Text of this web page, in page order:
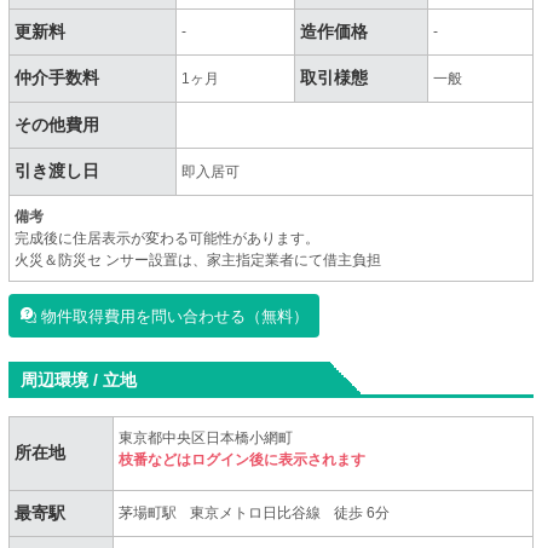
更新料 - 造作価格 -
仲介手数料 1ヶ月 取引様態 一般
その他費用
引き渡し日 即入居可
備考
完成後に住居表⽰が変わる可能性があります。
⽕災＆防災セ ンサー設置は、家主指定業者にて借主負担
物件取得費用を問い合わせる（無料）
周辺環境 / 立地
所在地
東京都中央区日本橋小網町
枝番などはログイン後に表示されます
最寄駅 茅場町駅 東京メトロ日比谷線 徒歩 6分